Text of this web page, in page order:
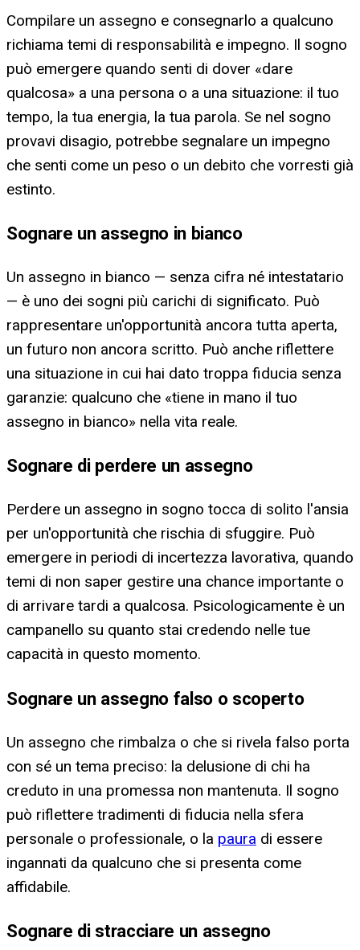
Compilare un assegno e consegnarlo a qualcuno
richiama temi di responsabilità e impegno. Il sogno
può emergere quando senti di dover «dare
qualcosa» a una persona o a una situazione: il tuo
tempo, la tua energia, la tua parola. Se nel sogno
provavi disagio, potrebbe segnalare un impegno
che senti come un peso o un debito che vorresti già
estinto.
Sognare un assegno in bianco
Un assegno in bianco — senza cifra né intestatario
— è uno dei sogni più carichi di significato. Può
rappresentare un'opportunità ancora tutta aperta,
un futuro non ancora scritto. Può anche riflettere
una situazione in cui hai dato troppa fiducia senza
garanzie: qualcuno che «tiene in mano il tuo
assegno in bianco» nella vita reale.
Sognare di perdere un assegno
Perdere un assegno in sogno tocca di solito l'ansia
per un'opportunità che rischia di sfuggire. Può
emergere in periodi di incertezza lavorativa, quando
temi di non saper gestire una chance importante o
di arrivare tardi a qualcosa. Psicologicamente è un
campanello su quanto stai credendo nelle tue
capacità in questo momento.
Sognare un assegno falso o scoperto
Un assegno che rimbalza o che si rivela falso porta
con sé un tema preciso: la delusione di chi ha
creduto in una promessa non mantenuta. Il sogno
può riflettere tradimenti di fiducia nella sfera
personale o professionale, o la paura di essere
ingannati da qualcuno che si presenta come
affidabile.
Sognare di stracciare un assegno